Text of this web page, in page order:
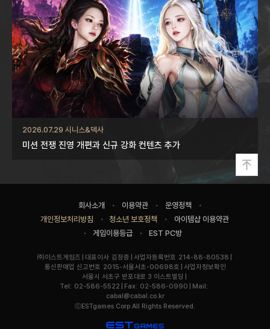
2026.07.29 시니스&덱사
미션 전쟁 진영 개편과 신규 강화 컨텐츠 추가
맨
위
로
회사소개 이용약관
운영정책
개인정보처리방침
청소년 보호정책
아이템샵 이용약관
게임이용등급
EST PC방
기
업
명
㈜이스트게임즈 대표이사 김장중 사업자등록번호 214-88-80538
통신판매업 신고번호 2015-서울서초-00698호
사
업
자
정
보
링
사업자정보확인
주
소
서울시 서초구 반포대로 3 이스트빌딩
Tel: 02-586-5522 Fax: 02-586-0990
Mail:
cabal@cabal.co.kr
Copyright
ⓒESTgames Corp All Rights Reserved.
ESTGAMES